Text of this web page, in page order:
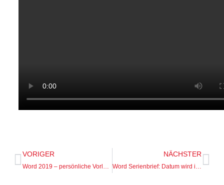
VORIGER
Word 2019 – persönliche Vorlagen werden nicht angezeigt?
NÄCHSTER
Word Serienbrief: Datum wird im Format MM/TT/JJJJ angezeigt